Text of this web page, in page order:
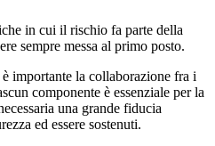
in cui il rischio fa parte della
sempre messa al primo posto.
importante la collaborazione fra i
componente è essenziale per la
una grande fiducia
ed essere sostenuti.